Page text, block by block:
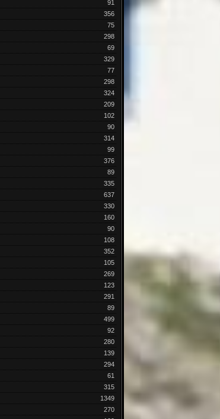
91
356
75
298
69
329
77
298
324
209
102
90
314
99
376
89
335
637
330
160
90
108
352
105
269
123
291
89
499
92
280
139
294
61
315
1349
270